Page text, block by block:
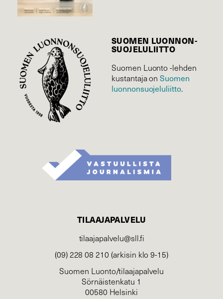
SUOMEN LUONNON­
SUOJELU­LIITTO
Suomen Luonto -lehden
kustantaja onSuomen
luonnonsuojelu­liitto.
TILAAJAPALVELU
tilaajapalvelu@sll.fi
(09) 228 08 210 (arkisin klo 9-15)
Suomen Luonto/tilaajapalvelu
Sörnäistenkatu 1
00580 Helsinki